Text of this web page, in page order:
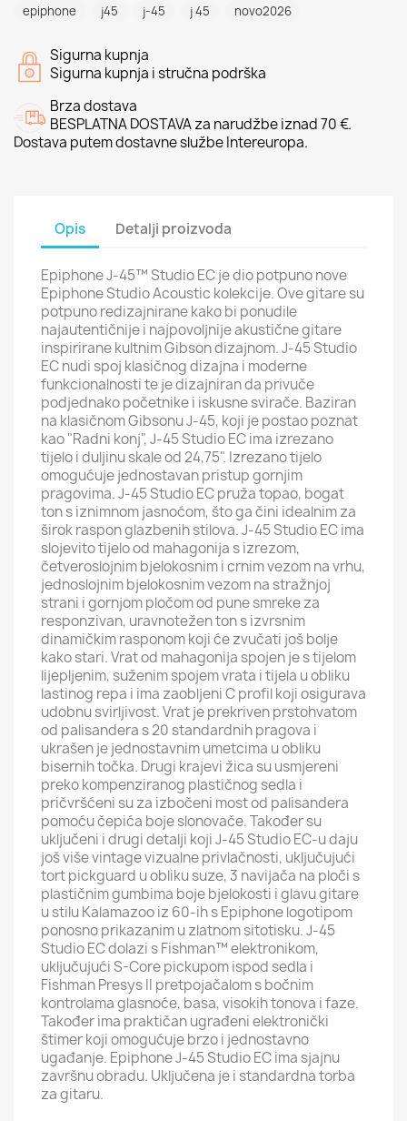
epiphone
j45 j-45 j 45 novo2026
Sigurna kupnja
Sigurna kupnja i stručna podrška
Brza dostava
BESPLATNA DOSTAVA za narudžbe iznad 70 €.
Dostava putem dostavne službe Intereuropa.
Opis Detalji proizvoda
Epiphone J-45™ Studio EC je dio potpuno nove
Epiphone Studio Acoustic kolekcije. Ove gitare su
potpuno redizajnirane kako bi ponudile
najautentičnije i najpovoljnije akustične gitare
inspirirane kultnim Gibson dizajnom. J-45 Studio
EC nudi spoj klasičnog dizajna i moderne
funkcionalnosti te je dizajniran da privuče
podjednako početnike i iskusne svirače. Baziran
na klasičnom Gibsonu J-45, koji je postao poznat
kao "Radni konj", J-45 Studio EC ima izrezano
tijelo i duljinu skale od 24,75". Izrezano tijelo
omogućuje jednostavan pristup gornjim
pragovima. J-45 Studio EC pruža topao, bogat
ton s iznimnom jasnoćom, što ga čini idealnim za
širok raspon glazbenih stilova. J-45 Studio EC ima
slojevito tijelo od mahagonija s izrezom,
četveroslojnim bjelokosnim i crnim vezom na vrhu,
jednoslojnim bjelokosnim vezom na stražnjoj
strani i gornjom pločom od pune smreke za
responzivan, uravnotežen ton s izvrsnim
dinamičkim rasponom koji će zvučati još bolje
kako stari. Vrat od mahagonija spojen je s tijelom
lijepljenim, suženim spojem vrata i tijela u obliku
lastinog repa i ima zaobljeni C profil koji osigurava
udobnu svirljivost. Vrat je prekriven prstohvatom
od palisandera s 20 standardnih pragova i
ukrašen je jednostavnim umetcima u obliku
bisernih točka. Drugi krajevi žica su usmjereni
preko kompenziranog plastičnog sedla i
pričvršćeni su za izbočeni most od palisandera
pomoću čepića boje slonovače. Također su
uključeni i drugi detalji koji J-45 Studio EC-u daju
još više vintage vizualne privlačnosti, uključujući
tort pickguard u obliku suze, 3 navijača na ploči s
plastičnim gumbima boje bjelokosti i glavu gitare
u stilu Kalamazoo iz 60-ih s Epiphone logotipom
ponosno prikazanim u zlatnom sitotisku. J-45
Studio EC dolazi s Fishman™ elektronikom,
uključujući S-Core pickupom ispod sedla i
Fishman Presys II pretpojačalom s bočnim
kontrolama glasnoće, basa, visokih tonova i faze.
Također ima praktičan ugrađeni elektronički
štimer koji omogućuje brzo i jednostavno
ugađanje. Epiphone J-45 Studio EC ima sjajnu
završnu obradu. Uključena je i standardna torba
za gitaru.